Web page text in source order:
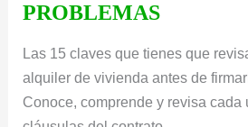
PROBLEMAS
Las 15 claves que tienes que
alquiler de vivienda antes de
Conoce, comprende y revisa cada